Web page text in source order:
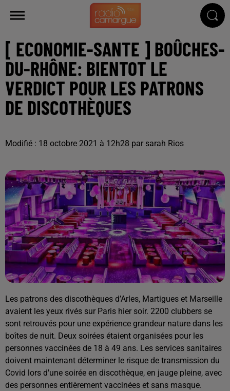
[ ECONOMIE-SANTE ] BOÛCHES-
DU-RHÔNE: BIENTOT LE
VERDICT POUR LES PATRONS
DE DISCOTHÈQUES
Modifié : 18 octobre 2021 à 12h28 par sarah Rios
Les patrons des discothèques d’Arles, Martigues et Marseille
avaient les yeux rivés sur Paris hier soir. 2200 clubbers se
sont retrouvés pour une expérience grandeur nature dans les
boîtes de nuit. Deux soirées étaient organisées pour les
personnes vaccinées de 18 à 49 ans. Les services sanitaires
doivent maintenant déterminer le risque de transmission du
Covid lors d'une soirée en discothèque, en jauge pleine, avec
des personnes entièrement vaccinées et sans masque.